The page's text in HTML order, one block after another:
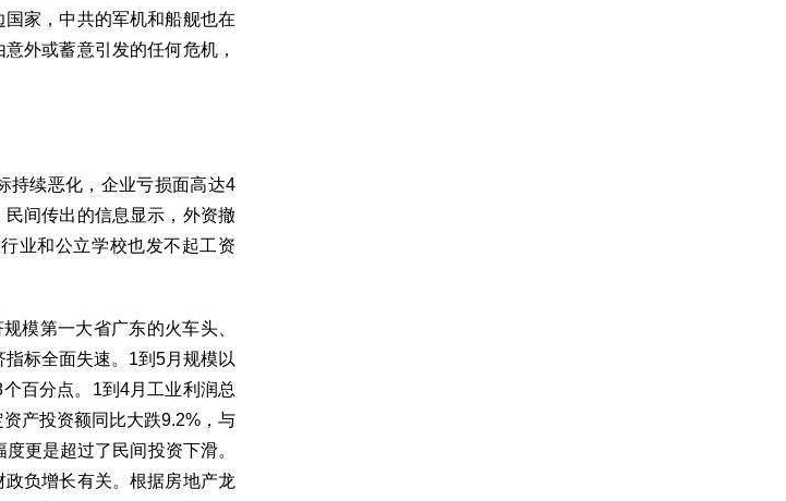
家，中共的军机和船舰也在
外或蓄意引发的任何危机，
持续恶化，企业亏损面高达4
间传出的信息显示，外资撤
业和公立学校也发不起工资
模第一大省广东的火车头、
标全面失速。1到5月规模以
百分点。1到4月工业利润总
产投资额同比大跌9.2%，与
更是超过了民间投资下滑。
负增长有关。根据房地产龙